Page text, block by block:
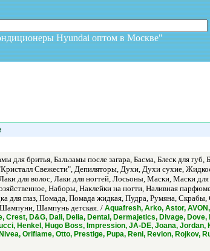
Hyundai оптом в Москве"
для бритья, Бальзамы после загара, Басма, Блеск для губ,
Свежести", Депиляторы, Духи, Духи сухие,
для волос, Лаки для ногтей, Лосьоны, Маски, Маски
Наборы, Наклейки на ногти, Наливная
глаз, Помада, Помада жидкая, Пудра, Румяна,
Шампунь детская. / Aquafresh, Arko, Astor,
D&G, Dali, Delia, Dental, Dermajetics, Divage,
Henkel, Hugo Boss, Impression, JA-DE, Joana,
Oriflame, Otto, Prestige, Pupa, Reni, Revlon, Rojkov,